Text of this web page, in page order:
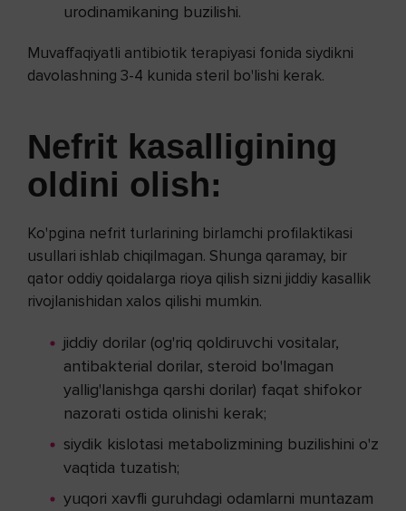
urodinamikaning buzilishi.
Muvaffaqiyatli antibiotik terapiyasi fonida siydikni
davolashning 3-4 kunida steril bo'lishi kerak.
Nefrit kasalligining
oldini olish:
Ko'pgina nefrit turlarining birlamchi profilaktikasi
usullari ishlab chiqilmagan. Shunga qaramay, bir
qator oddiy qoidalarga rioya qilish sizni jiddiy kasallik
rivojlanishidan xalos qilishi mumkin.
jiddiy dorilar (og'riq qoldiruvchi vositalar,
antibakterial dorilar, steroid bo'lmagan
yallig'lanishga qarshi dorilar) faqat shifokor
nazorati ostida olinishi kerak;
siydik kislotasi metabolizmining buzilishini o'z
vaqtida tuzatish;
yuqori xavfli guruhdagi odamlarni muntazam